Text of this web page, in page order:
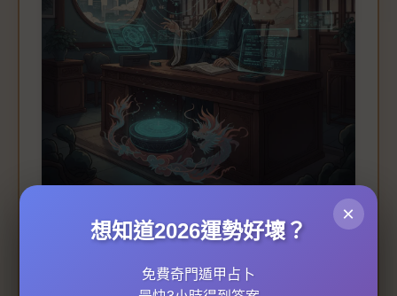
關於紫微鬥數的專業插圖
不硬銷玄學產品承諾
×
想知道2026運勢好壞？
免費奇門遁甲占卜